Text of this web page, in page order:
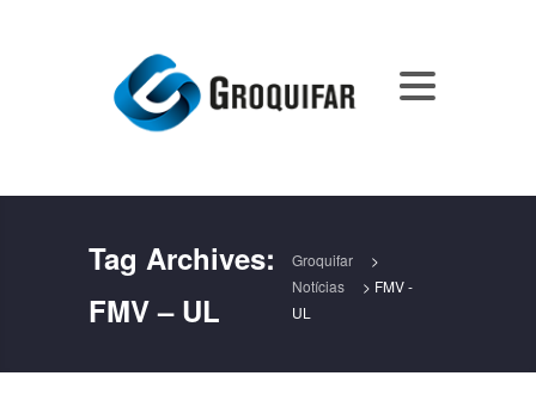
Tag Archives:
FMV – UL
Groquifar
>
Notícias
> FMV -
UL